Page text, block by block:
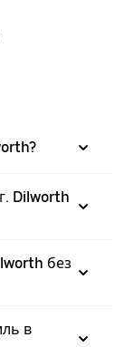
Dilworth
без
в